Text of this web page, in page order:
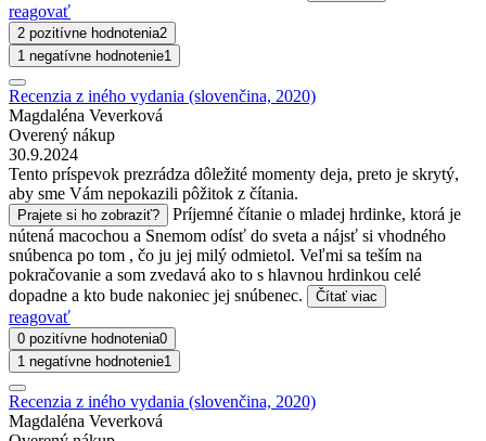
reagovať
2 pozitívne hodnotenia2
1 negatívne hodnotenie1
Recenzia z iného vydania (slovenčina, 2020)
Magdaléna Veverková
Overený nákup
30.9.2024
Tento príspevok prezrádza dôležité momenty deja, preto je skrytý,
aby sme Vám nepokazili pôžitok z čítania.
Prajete si ho zobraziť?
Príjemné čítanie o mladej hrdinke, ktorá je
nútená macochou a Snemom odísť do sveta a nájsť si vhodného
snúbenca po tom , čo ju jej milý odmietol. Veľmi sa teším na
pokračovanie a som zvedavá ako to s hlavnou hrdinkou celé
dopadne a kto bude nakoniec jej snúbenec.
Čítať viac
reagovať
0 pozitívne hodnotenia0
1 negatívne hodnotenie1
Recenzia z iného vydania (slovenčina, 2020)
Magdaléna Veverková